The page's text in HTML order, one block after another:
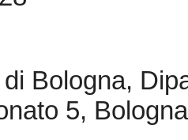
Bologna,
5, Bologna